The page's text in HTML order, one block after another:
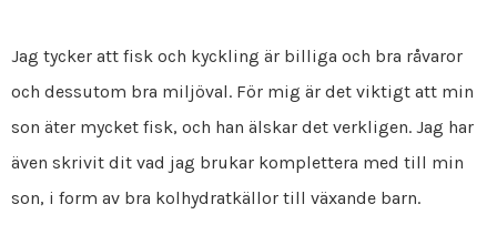
Jag tycker att fisk och kyckling är billiga och bra råvaror
och dessutom bra miljöval. För mig är det viktigt att min
son äter mycket fisk, och han älskar det verkligen. Jag har
även skrivit dit vad jag brukar komplettera med till min
son, i form av bra kolhydratkällor till växande barn.